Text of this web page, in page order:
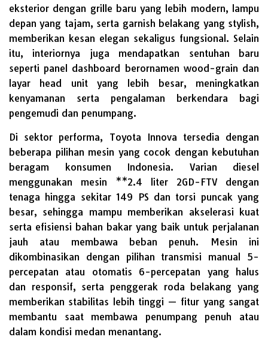
eksterior dengan grille baru yang lebih modern, lampu
depan yang tajam, serta garnish belakang yang stylish,
memberikan kesan elegan sekaligus fungsional. Selain
itu, interiornya juga mendapatkan sentuhan baru
seperti panel dashboard berornamen wood-grain dan
layar head unit yang lebih besar, meningkatkan
kenyamanan serta pengalaman berkendara bagi
pengemudi dan penumpang.
Di sektor performa, Toyota Innova tersedia dengan
beberapa pilihan mesin yang cocok dengan kebutuhan
beragam konsumen Indonesia. Varian diesel
menggunakan mesin **2.4 liter 2GD-FTV dengan
tenaga hingga sekitar 149 PS dan torsi puncak yang
besar, sehingga mampu memberikan akselerasi kuat
serta efisiensi bahan bakar yang baik untuk perjalanan
jauh atau membawa beban penuh. Mesin ini
dikombinasikan dengan pilihan transmisi manual 5-
percepatan atau otomatis 6-percepatan yang halus
dan responsif, serta penggerak roda belakang yang
memberikan stabilitas lebih tinggi — fitur yang sangat
membantu saat membawa penumpang penuh atau
dalam kondisi medan menantang.